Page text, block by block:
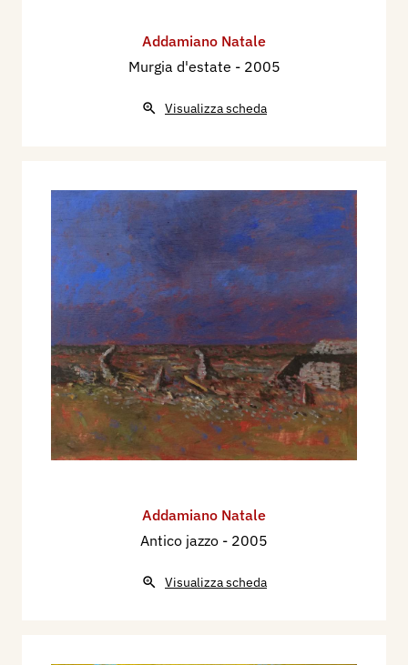
Addamiano Natale
Murgia d'estate - 2005
Visualizza scheda
Addamiano Natale
Antico jazzo - 2005
Visualizza scheda